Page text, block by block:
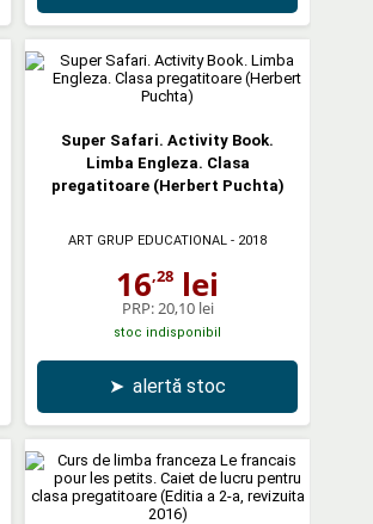
Super Safari. Activity Book.
Limba Engleza. Clasa
pregatitoare (Herbert Puchta)
ART GRUP EDUCATIONAL - 2018
16,28 lei
PRP:20,10 lei
stoc indisponibil
➤ alertă stoc